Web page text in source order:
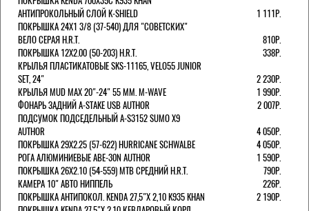
АНТИПРОКОЛЬНЫЙ СЛОЙ K-SHIELD
1 111Р.
ПОКРЫШКА 24X1 3/8 (37-540) ДЛЯ "СОВЕТСКИХ"
ВЕЛО СЕРАЯ H.R.T.
810Р.
ПОКРЫШКА 12X2.00 (50-203) H.R.T.
338Р.
КРЫЛЬЯ ПЛАСТИКАТОВЫЕ SKS-11165, VELO55 JUNIOR
SET, 24"
2 230Р.
КРЫЛЬЯ MUD MAX 20"-24" 55 ММ. M-WAVE
1 990Р.
ФОНАРЬ ЗАДНИЙ A-STAKE USB AUTHOR
2 007Р.
ПОДСУМОК ПОДСЕДЕЛЬНЫЙ A-S3152 SUMO X9
AUTHOR
4 050Р.
ПОКРЫШКА 29X2.25 (57-622) HURRICANE SCHWALBE
4 050Р.
РОГА АЛЮМИНИЕВЫЕ ABE-30N AUTHOR
1 590Р.
ПОКРЫШКА 26X2.10 (54-559) MTB СРЕДНИЙ H.R.T.
790Р.
КАМЕРА 10" АВТО НИППЕЛЬ
226Р.
ПОКРЫШКА АНТИПОКОЛ. KENDA 27,5"Х 2,10 K935 KHAN
2 190Р.